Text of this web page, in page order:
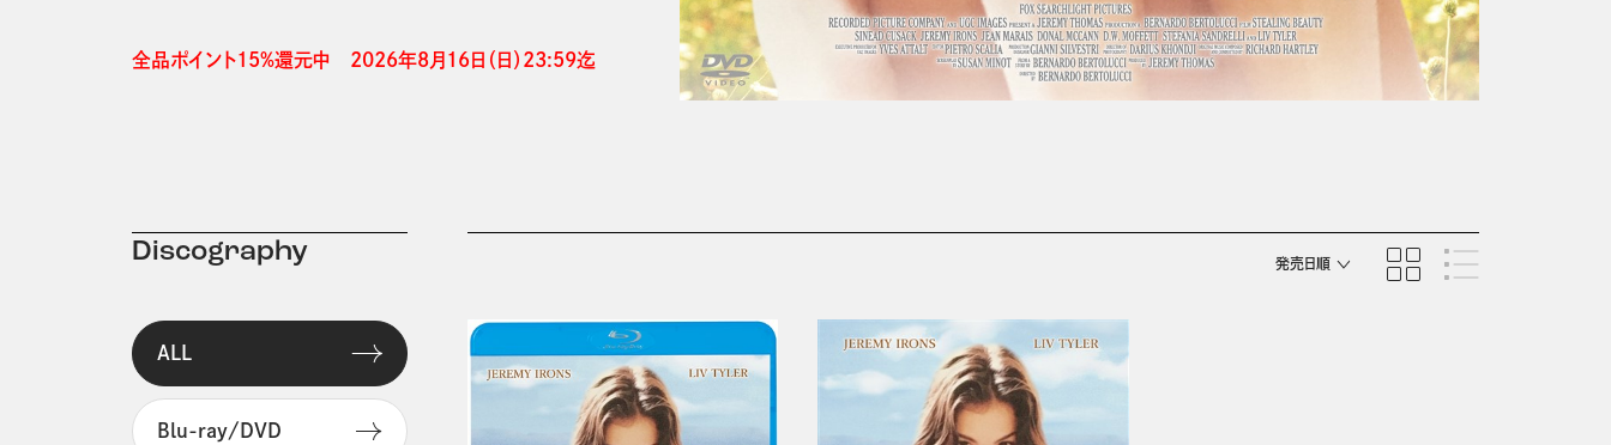
全品ポイント15%還元中　2026年8月16日（日）23:59迄
Discography
ALL
Blu-ray/DVD
発売日順